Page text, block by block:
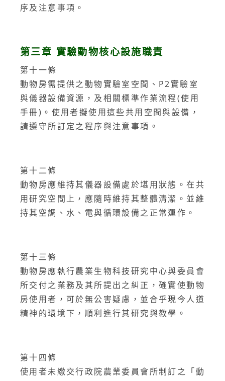
序及注意事項。
第三章 實驗動物核心設施職責
第十一條
動物房需提供之動物實驗室空間、P2實驗室
與儀器設備資源，及相關標準作業流程(使用
手冊)。使用者擬使用這些共用空間與設備，
請遵守所訂定之程序與注意事項。
第十二條
動物房應維持其儀器設備處於堪用狀態。在共
用研究空間上，應隨時維持其整體清潔。並維
持其空調、水、電與循環設備之正常運作。
第十三條
動物房應執行農業生物科技研究中心與委員會
所交付之業務及其所提出之糾正，確實使動物
房使用者，可於無公害疑慮，並合乎現今人道
精神的環境下，順利進行其研究與教學。
第十四條
使用者未繳交行政院農業委員會所制訂之「動